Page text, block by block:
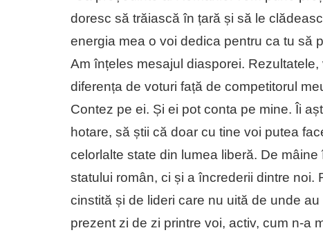
doresc să trăiască în țară și să le
energia mea o voi dedica pentru ca tu să
Am înțeles mesajul diasporei.
diferența de voturi față de competitorul
Contez pe ei. Și ei pot conta pe mine. Îi
hotare, să știi că doar cu tine voi putea
celorlalte state din lumea liberă. De
statului român, ci și a încrederii dintre
cinstită și de lideri care nu uită de unde
prezent zi de zi printre voi, activ, cum n-a